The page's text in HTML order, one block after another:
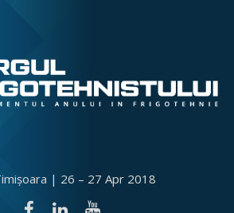
| 26 – 27 Apr 2018